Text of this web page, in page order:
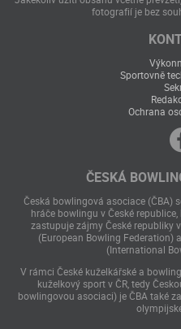
fotografií je bez
Sportovně
Ochrana
ČESKÁ
Česká bowlingová asociace (ČBA)
hráče bowlingu v České
zastupuje zájmy České republiky
(European Bowling Federation)
(International
V rámci České kuželkářské a
kuželkový sport v ČR, tedy
bowlingovou asociaci) je ČBA také